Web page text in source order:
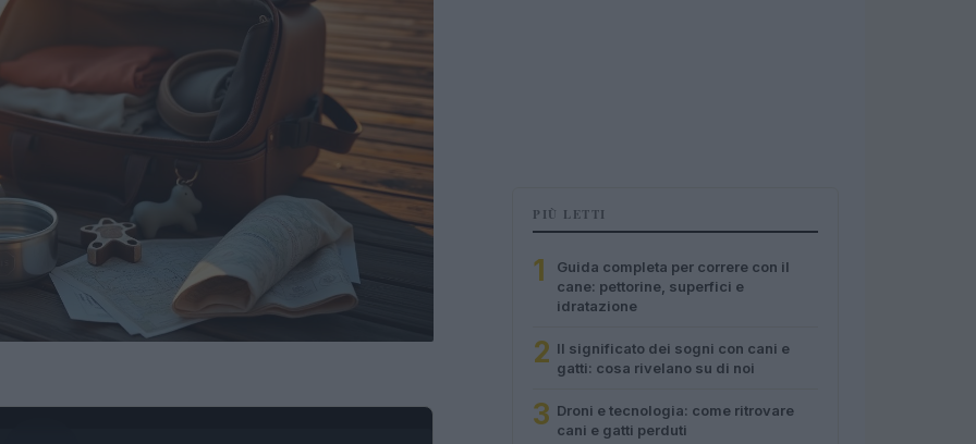
PIÙ LETTI
1
Guida completa per correre con il
cane: pettorine, superfici e
idratazione
2 Il significato dei sogni con cani e
gatti: cosa rivelano su di noi
3 Droni e tecnologia: come ritrovare
cani e gatti perduti